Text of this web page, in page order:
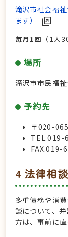
滝沢市社会福
ます）
毎月1回 （1人
場所
滝沢市市民福
予約先
〒020-
TEL.019-
FAX.019-
4 法律相
多重債務や消
談について、
方は、事前に直